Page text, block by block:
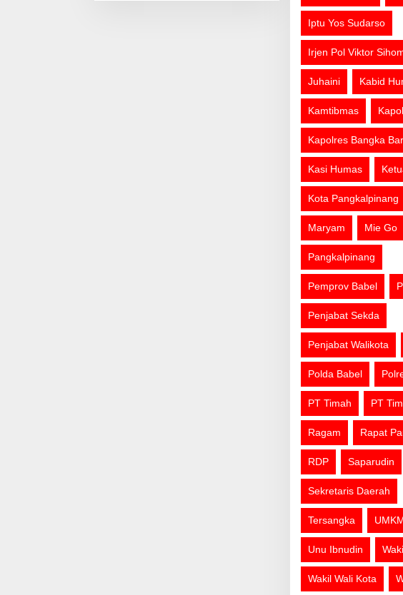
Iptu Yos Sudarso
Irjen Pol Viktor
Juhaini Kabid
Kamtibmas
Kapolres Bangka
Kasi Humas
Kota Pangkalpinang
Maryam Mie Go
Pangkalpinang
Pemprov Babel
Penjabat Sekda
Penjabat Walikota
Polda Babel
PT Timah PT
Ragam Rapat
RDP Saparudin
Sekretaris Daerah
Tersangka
Unu Ibnudin
Wakil Wali Kota